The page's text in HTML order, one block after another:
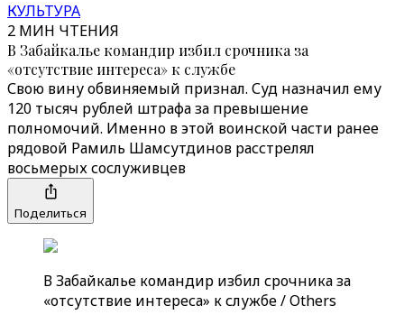
КУЛЬТУРА
2 МИН ЧТЕНИЯ
В Забайкалье командир избил срочника за
«отсутствие интереса» к службе
Свою вину обвиняемый признал. Суд назначил ему
120 тысяч рублей штрафа за превышение
полномочий. Именно в этой воинской части ранее
рядовой Рамиль Шамсутдинов расстрелял
восьмерых сослуживцев
Поделиться
В Забайкалье командир избил срочника за
«отсутствие интереса» к службе / Others